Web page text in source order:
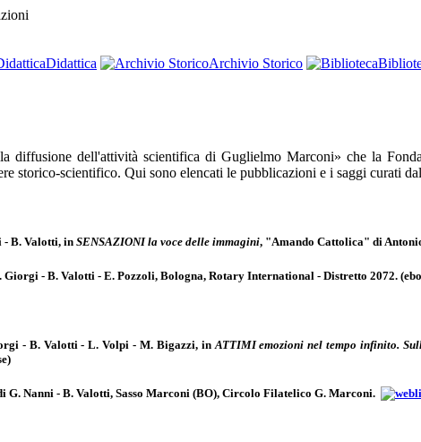
Didattica Archivio Storico
diffusione dell'attività scientifica di Guglielmo Marconi» che la
storico-scientifico. Qui sono elencati le pubblicazioni e i saggi curati
- B. Valotti, inSENSAZIONI la voce delle immagini, "Amando Cattolica" di
Giorgi - B. Valotti - E. Pozzoli, Bologna, Rotary International - Distretto 2072.
- B. Valotti - L. Volpi - M. Bigazzi, in ATTIMI emozioni nel tempo infinito.
G. Nanni - B. Valotti, Sasso Marconi (BO), Circolo Filatelico G. Marconi.